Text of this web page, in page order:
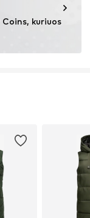
Coins, kuriuos